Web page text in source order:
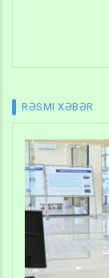
RƏSMI XƏBƏR